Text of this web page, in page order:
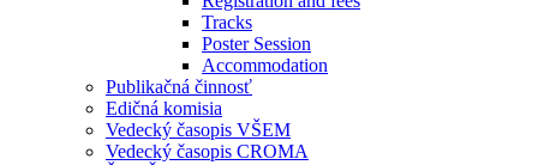
Tracks
Poster Session
Accommodation
Publikačná činnosť
Edičná komisia
Vedecký časopis VŠEM
Vedecký časopis CROMA